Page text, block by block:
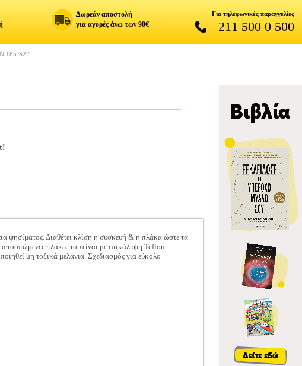
Δωρεάν αποστολή
για αγορές άνω των 90€
Για τηλεφωνικές παραγγελίες
211 500 0 500
185-S22
ψησίματος. Διαθέτει κλίση η συσκευή & η πλάκα ώστε τα
αποσπώμενες πλάκες του είναι με επικάλυψη Teflon
μη τοξικά μελάνια. Σχεδιασμός για εύκολο